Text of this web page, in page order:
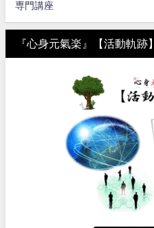
専門講座
『心身元氣楽』【活動軌跡】